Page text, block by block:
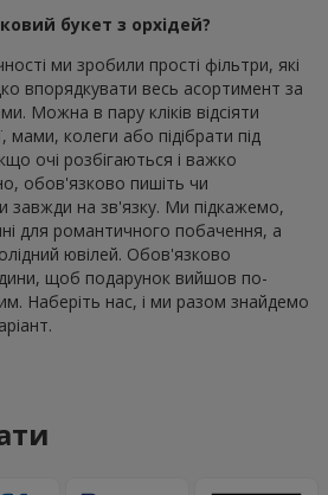
букет з орхідей?
ми зробили прості фільтри, які
впорядкувати весь асортимент за
Можна в пару кліків відсіяти
мами, колеги або підібрати під
очі розбігаються і важко
обов'язково пишіть чи
на зв'язку. Ми підкажемо,
для романтичного побачення, а
ювілей. Обов'язково
щоб подарунок вийшов по-
Наберіть нас, і ми разом знайдемо